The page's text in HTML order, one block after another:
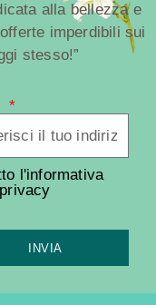
alla bellezza e
imperdibili sui
stesso!”
l'informativa
INVIA